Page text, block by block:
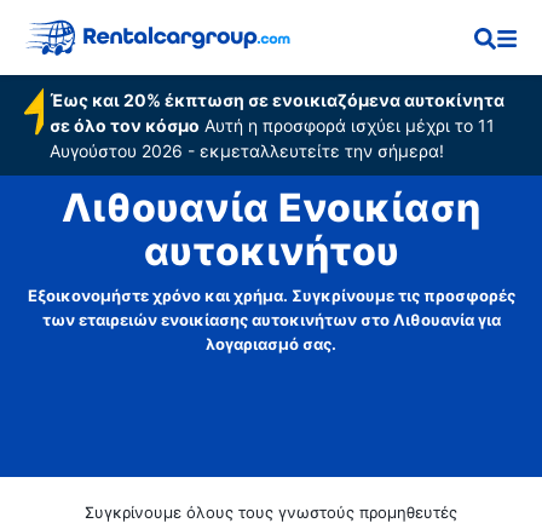
Έως και 20% έκπτωση σε ενοικιαζόμενα αυτοκίνητα
σε όλο τον κόσμο Αυτή η προσφορά ισχύει μέχρι το 11
Αυγούστου 2026 - εκμεταλλευτείτε την σήμερα!
Λιθουανία Ενοικίαση
αυτοκινήτου
Εξοικονομήστε χρόνο και χρήμα. Συγκρίνουμε τις προσφορές
των εταιρειών ενοικίασης αυτοκινήτων στο Λιθουανία για
λογαριασμό σας.
Συγκρίνουμε όλους τους γνωστούς προμηθευτές